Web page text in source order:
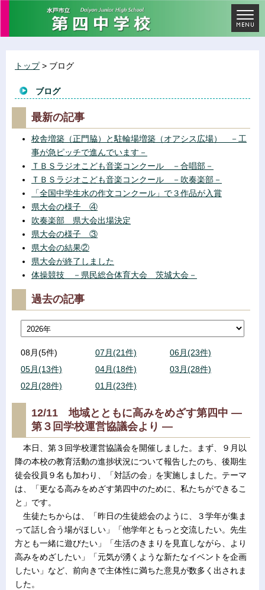
トップ> ブログ
ブログ
最新の記事
校舎増築（正門脇）と駐輪場増築（オアシス広場） －工
事が急ピッチで進んでいます－
ＴＢＳラジオこども音楽コンクール －合唱部－
ＴＢＳラジオこども音楽コンクール －吹奏楽部－
「全国中学生水の作文コンクール」で３作品が入賞
県大会の様子 ④
吹奏楽部 県大会出場決定
県大会の様子 ③
県大会の結果②
県大会が終了しました
体操競技 －県民総合体育大会 茨城大会－
過去の記事
08月(5件) 07月(21件)
06月(23件)
05月(13件)
04月(18件)
03月(28件)
02月(28件)
01月(23件)
12/11 地域とともに高みをめざす第四中 ―
第３回学校運営協議会より ―
本日、第３回学校運営協議会を開催しました。まず、９月以
降の本校の教育活動の進捗状況について報告したのち、後期生
徒会役員９名も加わり、「対話の会」を実施しました。テーマ
は、「更なる高みをめざす第四中のために、私たちができるこ
と」です。
生徒たちからは、「昨日の生徒総会のように、３学年が集ま
って話し合う場がほしい」「他学年ともっと交流したい。先生
方とも一緒に遊びたい」「生活のきまりを見直しながら、より
高みをめざしたい」「元気が湧くような新たなイベントを企画
したい」など、前向きで主体性に満ちた意見が数多く出されま
した。